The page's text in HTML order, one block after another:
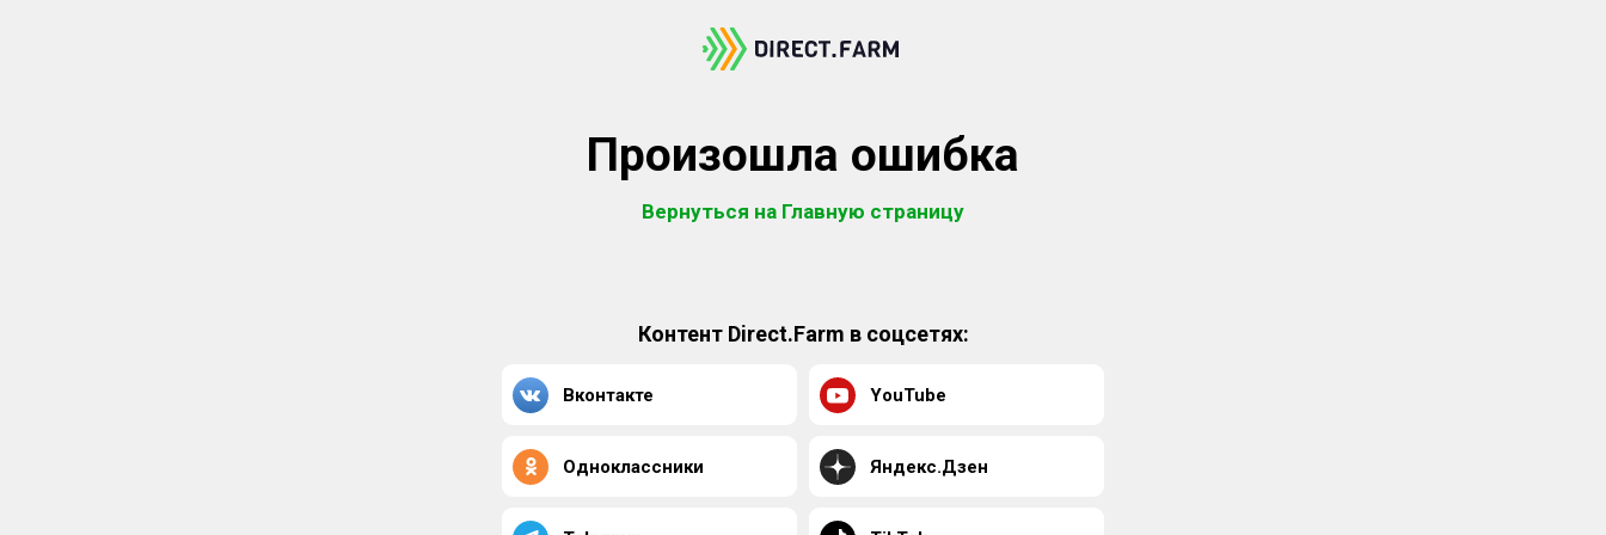
Произошла ошибка
Вернуться на Главную страницу
Контент Direct.Farm в соцсетях:
Вконтакте YouTube
Одноклассники Яндекс.Дзен